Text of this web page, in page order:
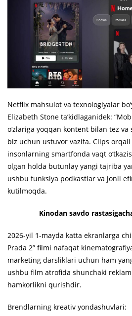
Netflix mahsulot va texnologiyalar
Elizabeth Stone ta’kidlaganidek:
o‘zlariga yoqqan kontent bilan tez va
biz uchun ustuvor vazifa. Clips
insonlarning smartfonda vaqt
olgan holda butunlay yangi tajriba
ushbu funksiya podkastlar va jonli
kutilmoqda.
Kinodan savdo
2026-yil 1-mayda katta ekranlarga
Prada 2” filmi nafaqat
marketing darsliklari uchun ham
ushbu film atrofida shunchaki
hamkorlikni qurishdir.
Brendlarning kreativ yondashuvlari: